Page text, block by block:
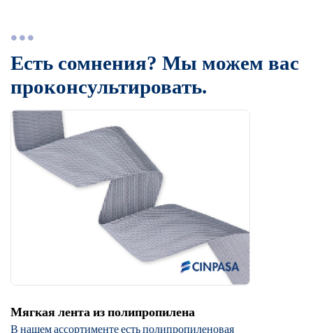
Есть сомнения? Мы можем вас
проконсультировать.
Мягкая лента из полипропилена
В нашем ассортименте есть полипропиленовая